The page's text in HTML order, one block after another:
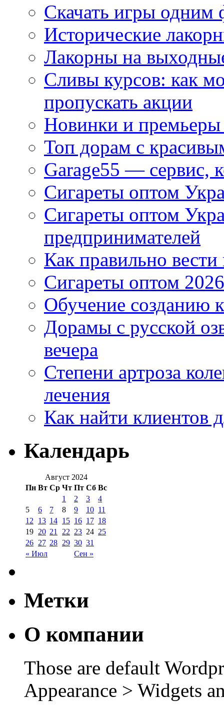
Скачать игры одним
Исторические
Лакорны на
Сливы курсов: как
пропускать акции
Новинки и
Топ дорам с
Garage55 — сервис,
Сигареты оптом
Сигареты оптом
предпринимателей
Как правильно
Сигареты оптом
Обучение созданию
Дорамы с русской
вечера
Степени артроза
лечения
Как найти клиентов
Календарь
Август 2024
Пн Вт Ср Чт Пт Сб Вс
« Июл Сен »
1 2 3
4
5
6 7 8 9 10 11
12
13 14 15 16 17 18
19 20 21 22 23 24 25
26 27 28 29 30 31
Метки
О компании
Those are default
Appearance > Widgets